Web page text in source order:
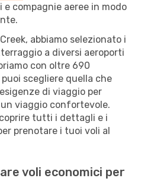
compagnie aeree in modo
abbiamo selezionato i
a diversi aeroporti
con oltre 690
scegliere quella che
di viaggio per
viaggio confortevole.
tutti i dettagli e i
prenotare i tuoi voli al
voli economici per